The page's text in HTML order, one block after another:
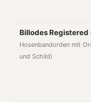
Billodes Registered
Hosenbandorden mit
und Schild)